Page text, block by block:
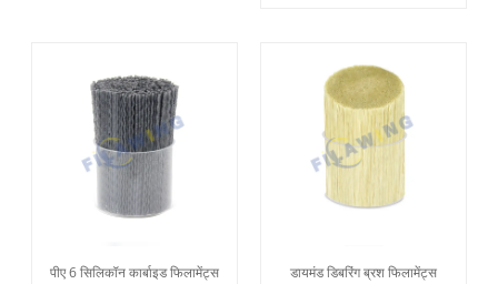
पीए 6 सिलिकॉन कार्बाइड फिलामेंट्स डायमंड डिबरिंग ब्रश फिलामेंट्स